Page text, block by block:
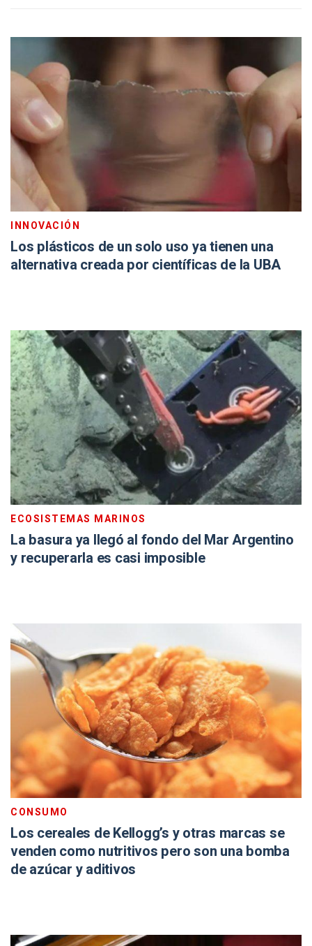
INNOVACIÓN
Los plásticos de un solo uso ya tienen una
alternativa creada por científicas de la UBA
ECOSISTEMAS MARINOS
La basura ya llegó al fondo del Mar Argentino
y recuperarla es casi imposible
CONSUMO
Los cereales de Kellogg’s y otras marcas se
venden como nutritivos pero son una bomba
de azúcar y aditivos